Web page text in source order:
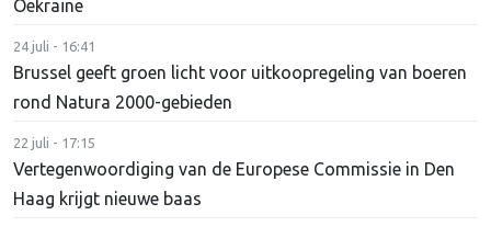
Oekraïne
24 juli - 16:41
Brussel geeft groen licht voor uitkoopregeling van boeren
rond Natura 2000-gebieden
22 juli - 17:15
Vertegenwoordiging van de Europese Commissie in Den
Haag krijgt nieuwe baas